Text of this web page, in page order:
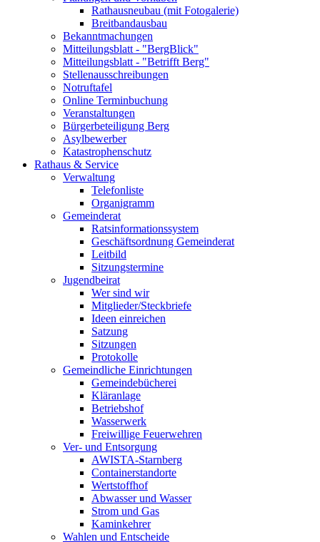
Rathausneubau (mit Fotogalerie)
Breitbandausbau
Bekanntmachungen
Mitteilungsblatt - "BergBlick"
Mitteilungsblatt - "Betrifft Berg"
Stellenausschreibungen
Notruftafel
Online Terminbuchung
Veranstaltungen
Bürgerbeteiligung Berg
Asylbewerber
Katastrophenschutz
Rathaus & Service
Verwaltung
Telefonliste
Organigramm
Gemeinderat
Ratsinformationssystem
Geschäftsordnung Gemeinderat
Leitbild
Sitzungstermine
Jugendbeirat
Wer sind wir
Mitglieder/Steckbriefe
Ideen einreichen
Satzung
Sitzungen
Protokolle
Gemeindliche Einrichtungen
Gemeindebücherei
Kläranlage
Betriebshof
Wasserwerk
Freiwillige Feuerwehren
Ver- und Entsorgung
AWISTA-Starnberg
Containerstandorte
Wertstoffhof
Abwasser und Wasser
Strom und Gas
Kaminkehrer
Wahlen und Entscheide